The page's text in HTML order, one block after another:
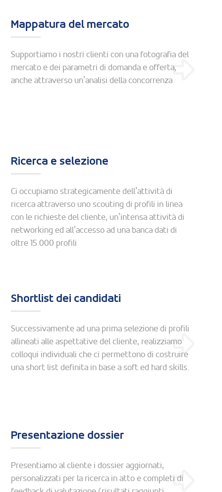
Mappatura del mercato
Supportiamo i nostri clienti con una fotografia del
mercato e dei parametri di domanda e offerta,
anche attraverso un’analisi della concorrenza
Ricerca e selezione
Ci occupiamo strategicamente dell’attività di
ricerca attraverso uno scouting di profili in linea
con le richieste del cliente, un’intensa attività di
networking ed all’accesso ad una banca dati di
oltre 15.000 profili
Shortlist dei candidati
Successivamente ad una prima selezione di profili
allineati alle aspettative del cliente, realizziamo
colloqui individuali che ci permettono di costruire
una short list definita in base a soft ed hard skills.
Presentazione dossier
Presentiamo al cliente i dossier aggiornati,
personalizzati per la ricerca in atto e completi di